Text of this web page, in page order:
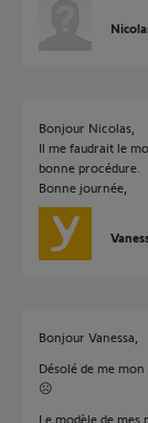
Bonjour Nicolas,
Il me faudrait le
bonne procédure.
Bonne journée,
Bonjour Vanessa,
Désolé de me
☹️
Le modèle de mes